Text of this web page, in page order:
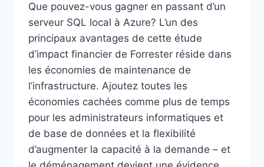
Que pouvez-vous gagner en passant d’un
serveur SQL local à Azure? L’un des
principaux avantages de cette étude
d’impact financier de Forrester réside dans
les économies de maintenance de
l’infrastructure. Ajoutez toutes les
économies cachées comme plus de temps
pour les administrateurs informatiques et
de base de données et la flexibilité
d’augmenter la capacité à la demande – et